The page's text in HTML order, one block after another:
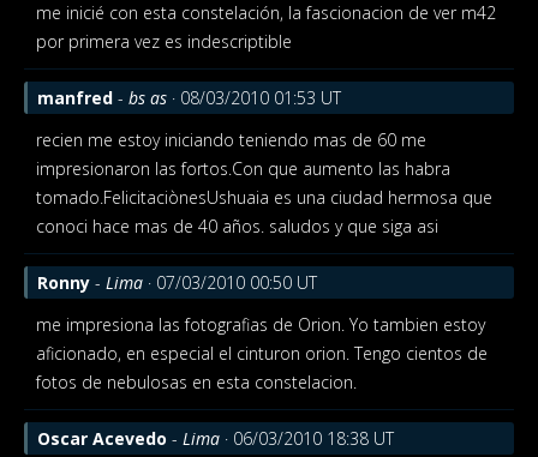
me inicié con esta constelación, la fascionacion de ver m42
por primera vez es indescriptible
manfred - bs as · 08/03/2010 01:53 UT
recien me estoy iniciando teniendo mas de 60 me
impresionaron las fortos.Con que aumento las habra
tomado.FelicitaciònesUshuaia es una ciudad hermosa que
conoci hace mas de 40 años. saludos y que siga asi
Ronny - Lima · 07/03/2010 00:50 UT
me impresiona las fotografias de Orion. Yo tambien estoy
aficionado, en especial el cinturon orion. Tengo cientos de
fotos de nebulosas en esta constelacion.
Oscar Acevedo - Lima · 06/03/2010 18:38 UT